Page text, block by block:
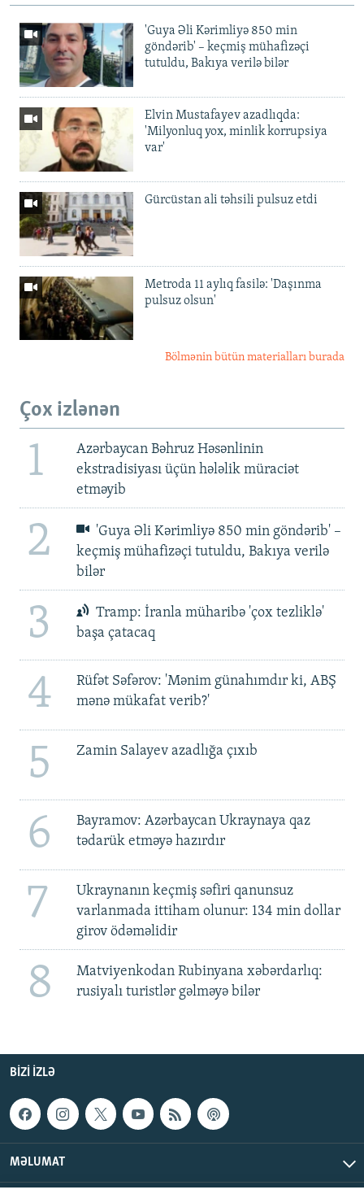
'Guya Əli Kərimliyə 850 min
göndərib' – keçmiş mühafizəçi
tutuldu, Bakıya verilə bilər
Elvin Mustafayev azadlıqda:
'Milyonluq yox, minlik korrupsiya
var'
Gürcüstan ali təhsili pulsuz etdi
Metroda 11 aylıq fasilə: 'Daşınma
pulsuz olsun'
Bölmənin bütün materialları burada
Çox izlənən
1
Azərbaycan Bəhruz Həsənlinin
ekstradisiyası üçün hələlik müraciət
etməyib
2
'Guya Əli Kərimliyə 850 min göndərib' –
keçmiş mühafizəçi tutuldu, Bakıya verilə
bilər
3
Tramp: İranla müharibə 'çox tezliklə'
başa çatacaq
4
Rüfət Səfərov: 'Mənim günahımdır ki, ABŞ
mənə mükafat verib?'
5 Zamin Salayev azadlığa çıxıb
6
Bayramov: Azərbaycan Ukraynaya qaz
tədarük etməyə hazırdır
7
Ukraynanın keçmiş səfiri qanunsuz
varlanmada ittiham olunur: 134 min dollar
girov ödəməlidir
8
Matviyenkodan Rubinyana xəbərdarlıq:
rusiyalı turistlər gəlməyə bilər
BIZI IZLƏ
MƏLUMAT